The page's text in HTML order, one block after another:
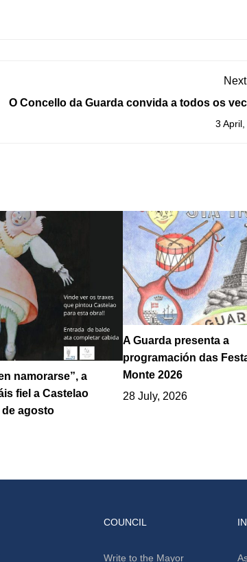
O Concello da Guarda convida a todos os
e veciñas a tomar parte da iniciativa3
namorarse”, a
fiel a Castelao
de agosto
A Guarda presenta a
programación das
Monte 2026
28 July, 2026
COUNCIL
Write to the Mayor